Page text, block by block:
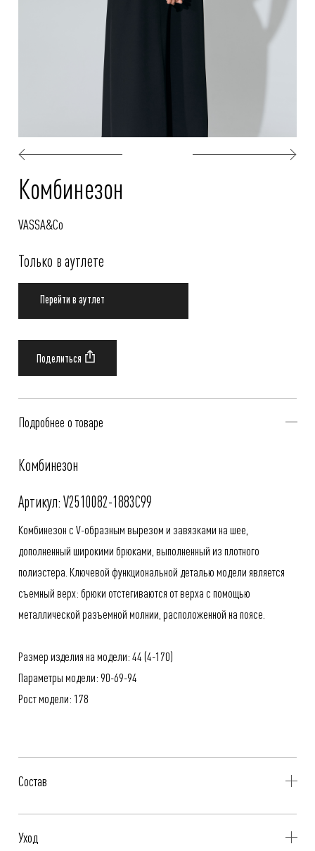
Комбинезон
VASSA&Co
Только в аутлете
Перейти в аутлет
Подробнее о товаре
Комбинезон
Артикул: V2510082-1883C99
Комбинезон с V-образным вырезом и завязками на шее,
дополненный широкими брюками, выполненный из плотного
полиэстера. Ключевой функциональной деталью модели является
съемный верх: брюки отстегиваются от верха с помощью
металлической разъемной молнии, расположенной на поясе.
Размер изделия на модели: 44 (4-170)
Параметры модели: 90-69-94
Рост модели: 178
Состав
Уход